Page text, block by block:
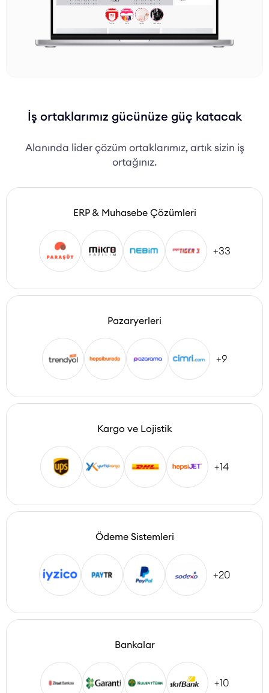
İş ortaklarımız gücünüze güç katacak
Alanında lider çözüm ortaklarımız, artık sizin iş
ortağınız.
ERP & Muhasebe Çözümleri
+33
Pazaryerleri
+9
Kargo ve Lojistik
+14
Ödeme Sistemleri
+20
Bankalar
+10